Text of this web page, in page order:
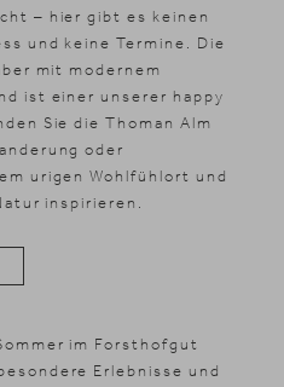
– hier gibt es keinen
und keine Termine. Die
mit modernem
ist einer unserer happy
Sie die Thoman Alm
oder
urigen Wohlfühlort und
inspirieren.
im Forsthofgut
Erlebnisse und